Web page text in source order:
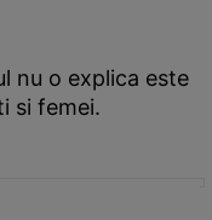
nu o explica este
si femei.